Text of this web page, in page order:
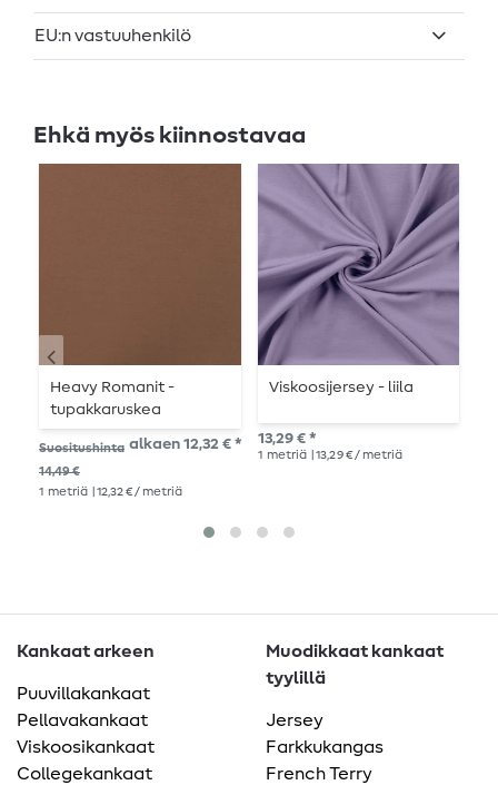
EU:n vastuuhenkilö
Ehkä myös kiinnostavaa
Heavy Romanit -
tupakkaruskea
Suositushinta
14,49 €
alkaen 12,32 € *
1 metriä | 12,32 € / metriä
Viskoosijersey - liila
13,29 € *
1 metriä | 13,29 € / metriä
Kankaat arkeen
Puuvillakankaat
Pellavakankaat
Viskoosikankaat
Collegekankaat
Muodikkaat kankaat
tyylillä
Jersey
Farkkukangas
French Terry